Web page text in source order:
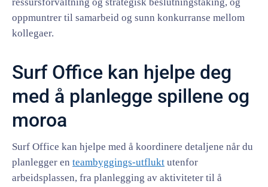
oppmuntrer til samarbeid og sunn konkurranse mellom
kollegaer.
Surf Office kan hjelpe deg
med å planlegge spillene og
moroa
Surf Office kan hjelpe med å koordinere detaljene når du
planlegger en teambyggings-utflukt utenfor
arbeidsplassen, fra planlegging av aktiviteter til å